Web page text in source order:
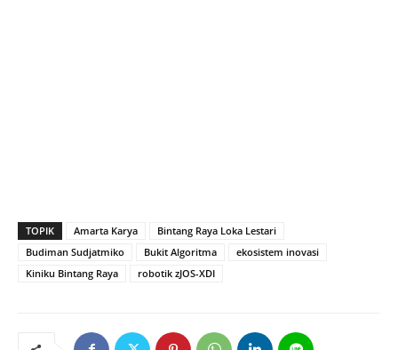
TOPIK Amarta Karya
Bintang Raya Loka Lestari
Budiman Sudjatmiko
Bukit Algoritma
ekosistem inovasi
Kiniku Bintang Raya
robotik zJOS-XDI